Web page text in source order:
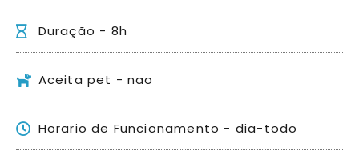
Duração - 8h
Aceita pet - nao
Horario de Funcionamento - dia-todo